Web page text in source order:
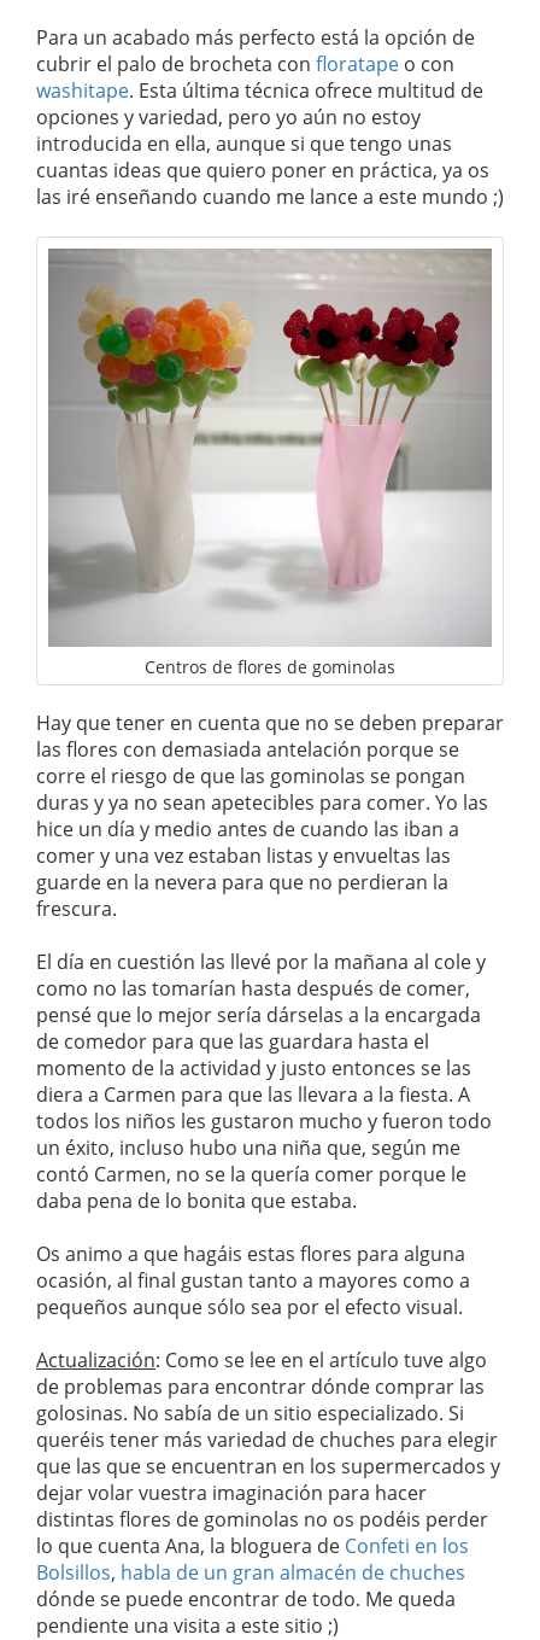
Para un acabado más perfecto está la opción de
cubrir el palo de brocheta con floratape o con
washitape. Esta última técnica ofrece multitud de
opciones y variedad, pero yo aún no estoy
introducida en ella, aunque si que tengo unas
cuantas ideas que quiero poner en práctica, ya os
las iré enseñando cuando me lance a este mundo ;)
Centros de flores de gominolas
Hay que tener en cuenta que no se deben preparar
las flores con demasiada antelación porque se
corre el riesgo de que las gominolas se pongan
duras y ya no sean apetecibles para comer. Yo las
hice un día y medio antes de cuando las iban a
comer y una vez estaban listas y envueltas las
guarde en la nevera para que no perdieran la
frescura.
El día en cuestión las llevé por la mañana al cole y
como no las tomarían hasta después de comer,
pensé que lo mejor sería dárselas a la encargada
de comedor para que las guardara hasta el
momento de la actividad y justo entonces se las
diera a Carmen para que las llevara a la fiesta. A
todos los niños les gustaron mucho y fueron todo
un éxito, incluso hubo una niña que, según me
contó Carmen, no se la quería comer porque le
daba pena de lo bonita que estaba.
Os animo a que hagáis estas flores para alguna
ocasión, al final gustan tanto a mayores como a
pequeños aunque sólo sea por el efecto visual.
Actualización: Como se lee en el artículo tuve algo
de problemas para encontrar dónde comprar las
golosinas. No sabía de un sitio especializado. Si
queréis tener más variedad de chuches para elegir
que las que se encuentran en los supermercados y
dejar volar vuestra imaginación para hacer
distintas flores de gominolas no os podéis perder
lo que cuenta Ana, la bloguera de Confeti en los
Bolsillos, habla de un gran almacén de chuches
dónde se puede encontrar de todo. Me queda
pendiente una visita a este sitio ;)